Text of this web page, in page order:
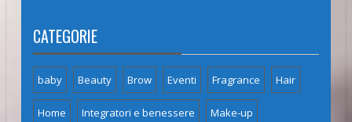
CATEGORIE
baby Beauty Brow Eventi Fragrance Hair
Home Integratori e benessere Make-up